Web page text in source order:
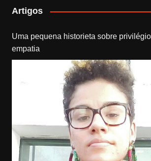
Artigos
Uma pequena historieta sobre
empatia